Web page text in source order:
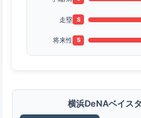
走塁 S
将来性 S
横浜DeNAベイス